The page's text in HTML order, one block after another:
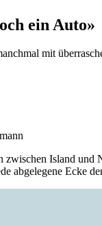
ein Auto»
mit
zwischen Island und
abgelegene Ecke